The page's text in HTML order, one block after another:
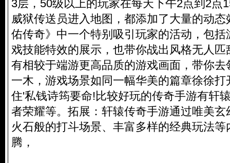
3层，50级以上的玩家在每天下午2点到2点
威狱传送员进入地图，都添加了大量的动
佑传奇》中一个特别吸引玩家的活动，包
戏技能特效的展示，也带你战出风格无人
有相较于端游更高品质的游戏画面，带你
一木，游戏场景如同一幅华美的篇章徐徐
住'私钱诗筠要命!比较好玩的传奇手游有轩
者荣耀等。拓展：轩辕传奇手游通过唯美
火石般的打斗场景、丰富多样的经典玩法
腾，